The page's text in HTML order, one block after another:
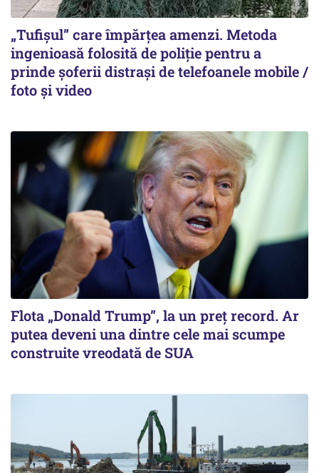
„Tufișul” care împărțea amenzi. Metoda
ingenioasă folosită de poliție pentru a
prinde șoferii distrași de telefoanele mobile /
foto și video
Flota „Donald Trump”, la un preț record. Ar
putea deveni una dintre cele mai scumpe
construite vreodată de SUA